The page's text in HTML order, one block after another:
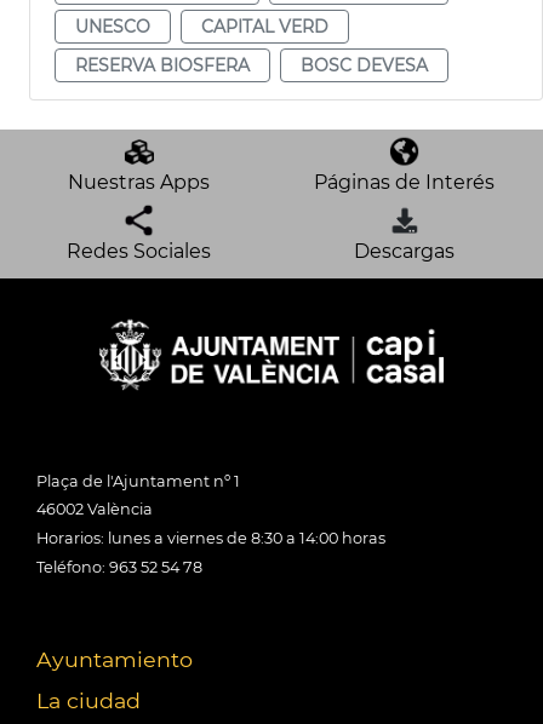
UNESCO
CAPITAL VERD
RESERVA BIOSFERA
BOSC DEVESA
Nuestras Apps Páginas de Interés
Redes Sociales Descargas
Plaça de l'Ajuntament nº 1
46002 València
Horarios: lunes a viernes de 8:30 a 14:00 horas
Teléfono: 963 52 54 78
Ayuntamiento
La ciudad